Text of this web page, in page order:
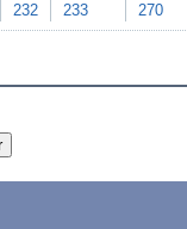
232 233 270